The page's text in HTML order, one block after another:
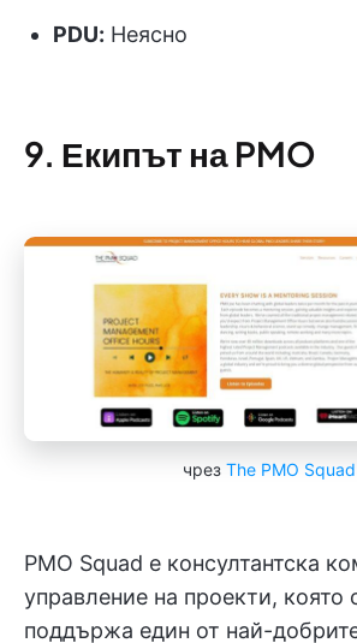
PDU: Неясно
9. Екипът на PMO
чрез The PMO Squad
PMO Squad е консултантска
управление на проекти, която
поддържа един от най-